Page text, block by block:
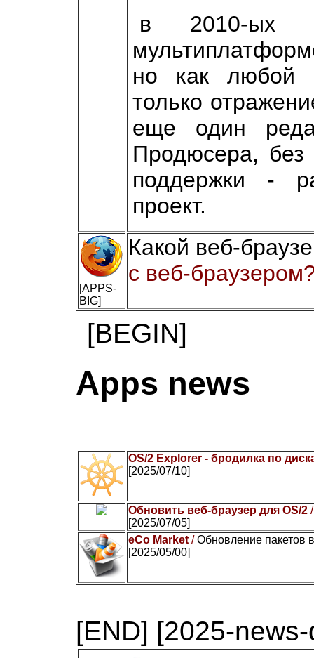
в 2010-ых
но как любой
только
еще один
Продюсера, без
поддержки -
проект.
[APPS-
BIG]
Какой веб-
с веб-
[BEGIN]
Apps news
OS/2 Explorer - бродилка по
[2025/07/10]
Обновить веб-браузер для OS/2
[2025/07/05]
eCo Market /Обновление пакетов
[2025/05/00]
[END] [2025-